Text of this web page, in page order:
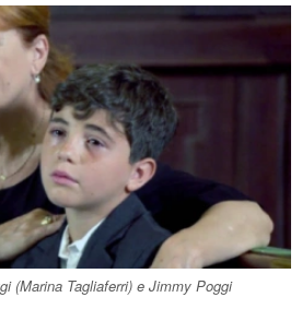
(Marina Tagliaferri) e Jimmy Poggi